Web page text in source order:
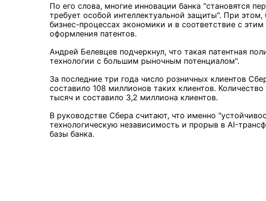
По его слова, многие инновации банка "становятся
требует особой интеллектуальной защиты". При
бизнес-процессах экономики и в соответствие с
оформления патентов.
Андрей Белевцев подчеркнул, что такая патентная
технологии с большим рыночным потенциалом".
За последние три года число розничных клиентов
составило 108 миллионов таких клиентов.
тысяч и составило 3,2 миллиона клиентов.
В руководстве Сбера считают, что именно
технологическую независимость и прорыв в AI-
базы банка.